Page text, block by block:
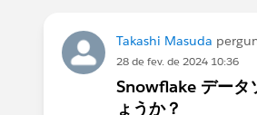
Takashi Masuda
28 de fev. de 2024 10:36
Snowflake データ
ょうか？